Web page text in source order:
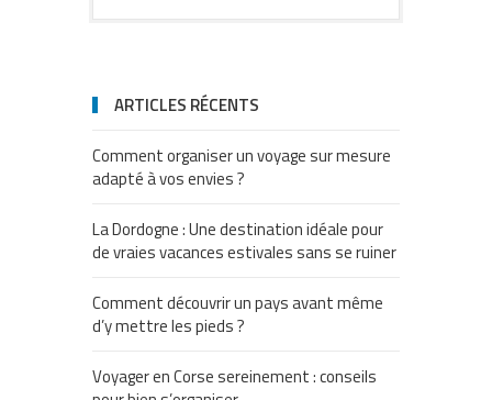
ARTICLES RÉCENTS
Comment organiser un voyage sur mesure
adapté à vos envies ?
La Dordogne : Une destination idéale pour
de vraies vacances estivales sans se ruiner
Comment découvrir un pays avant même
d’y mettre les pieds ?
Voyager en Corse sereinement : conseils